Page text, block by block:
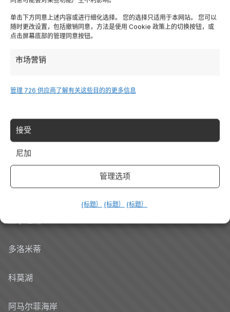
单击下方同意上述内容或进行细化选择。 您的选择只适用于本网站。 您可以
随时更改设置，包括撤销同意，方法是使用 Cookie 政策上的切换按钮，或
点击屏幕底部的管理同意按钮。
市场营销
管理 726 供应商了解有关这些目的的更多信息
接受
尼加
管理选项
{标题｝ {标题｝ {标题｝
特伦蒂诺
Piemonte
Liguria
撒丁岛
Tutte le Regioni →
Destinazioni
多洛米蒂
科莫湖
阿马尔菲海岸